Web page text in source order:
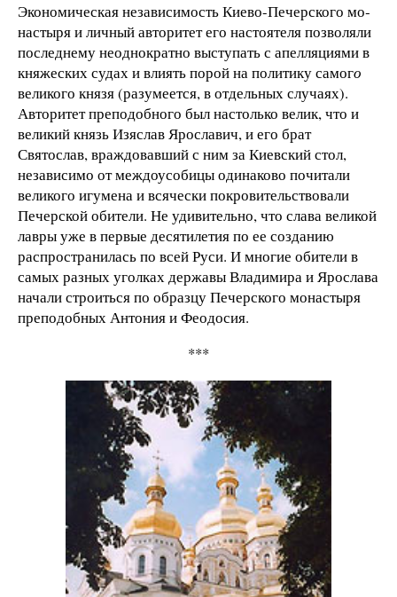
Экономическая независимость Киево-Печерского мо­
нас­тыря и личный авторитет его настоятеля позволяли
по­­­следнему неоднократно выступать с апелляциями в
княжеских судах и влиять порой на политику самого
великого князя (разумеется, в отдельных случаях).
Авторитет пре­подобного был настолько велик, что и
великий князь Изя­слав Ярославич, и его брат
Святослав, враждо­вавший с ним за Киевский стол,
независимо от меж­доусобицы одинаково почитали
великого игумена и всячески по­кро­­вительствовали
Печерской обители. Не удивительно, что слава великой
лавры уже в первые десятилетия по ее созданию
распространилась по всей Руси. И многие обители в
самых разных уголках державы Владимира и Ярослава
начали строиться по образцу Печерского монастыря
преподобных Антония и Феодосия.
***